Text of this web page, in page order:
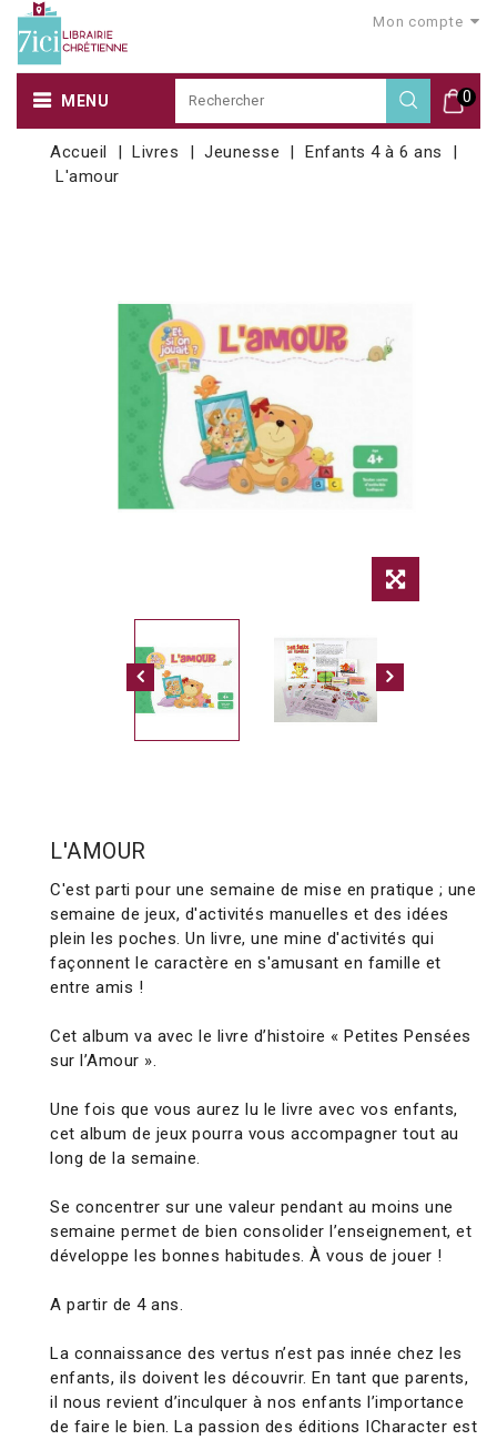
Mon compte
0
MENU
Accueil Livres Jeunesse
Enfants 4 à 6 ans
L'amour
L'AMOUR
C'est parti pour une semaine de mise en pratique ; une
semaine de jeux, d'activités manuelles et des idées
plein les poches. Un livre, une mine d'activités qui
façonnent le caractère en s'amusant en famille et
entre amis !
Cet album va avec le livre d’histoire « Petites Pensées
sur l’Amour ».
Une fois que vous aurez lu le livre avec vos enfants,
cet album de jeux pourra vous accompagner tout au
long de la semaine.
Se concentrer sur une valeur pendant au moins une
semaine permet de bien consolider l’enseignement, et
développe les bonnes habitudes. À vous de jouer !
A partir de 4 ans.
La connaissance des vertus n’est pas innée chez les
enfants, ils doivent les découvrir. En tant que parents,
il nous revient d’inculquer à nos enfants l’importance
de faire le bien. La passion des éditions ICharacter est